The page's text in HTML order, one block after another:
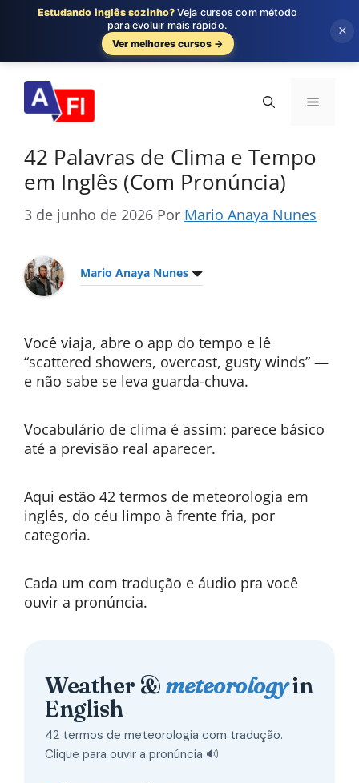
para
conteúdo
Menu
42 Palavras de Clima e Tempo
em Inglês (Com Pronúncia)
3 de junho de 2026 Por Mario Anaya Nunes
Mario Anaya Nunes
Você viaja, abre o app do tempo e lê
“scattered showers, overcast, gusty winds” —
e não sabe se leva guarda-chuva.
Vocabulário de clima é assim: parece básico
até a previsão real aparecer.
Aqui estão 42 termos de meteorologia em
inglês, do céu limpo à frente fria, por
categoria.
Cada um com tradução e áudio pra você
ouvir a pronúncia.
Weather & meteorologyin
English
42 termos de meteorologia com tradução.
Clique para ouvir a pronúncia 🔊
Estudando inglês sozinho? Veja cursos com método
para evoluir mais rápido.
Ver melhores cursos →
×